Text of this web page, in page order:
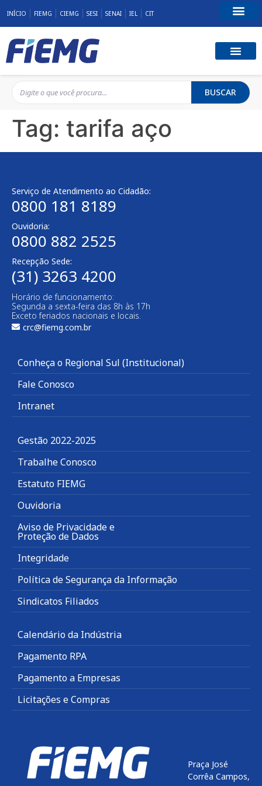
INÍCIO FIEMG CIEMG SESI SENAI IEL CIT
BUSCAR
Tag: tarifa aço
Serviço de Atendimento ao Cidadão:
0800 181 8189
Ouvidoria:
0800 882 2525
Recepção Sede:
(31) 3263 4200
Horário de funcionamento:
Segunda a sexta-feira das 8h às 17h
Exceto feriados nacionais e locais.
crc@fiemg.com.br
Conheça o Regional Sul (Institucional)
Fale Conosco
Intranet
Gestão 2022-2025
Trabalhe Conosco
Estatuto FIEMG
Ouvidoria
Aviso de Privacidade e
Proteção de Dados
Integridade
Política de Segurança da Informação
Sindicatos Filiados
Calendário da Indústria
Pagamento RPA
Pagamento a Empresas
Licitações e Compras
Praça José
Corrêa Campos,